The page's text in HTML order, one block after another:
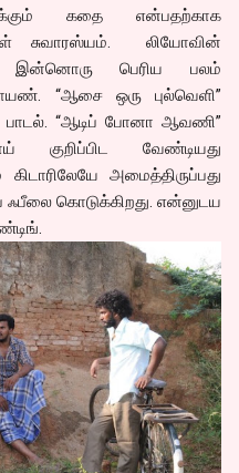
கதை என்பதற்காக
சுவாரஸ்யம். லியோவின்
இன்னொரு பெரிய பலம்
“ஆசை ஒரு புல்வெளி”
பாடல். “ஆடிப் போனா ஆவணி”
குறிப்பிட வேண்டியது
அமைத்திருப்பது
ஃபீலை கொடுக்கிறது. என்னுடய